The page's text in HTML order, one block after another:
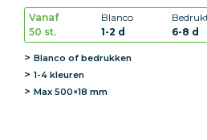
Vanaf
50 st.
Blanco
1-2 d
6-8 d
Blanco of bedrukken
1-4 kleuren
Max 500×18 mm